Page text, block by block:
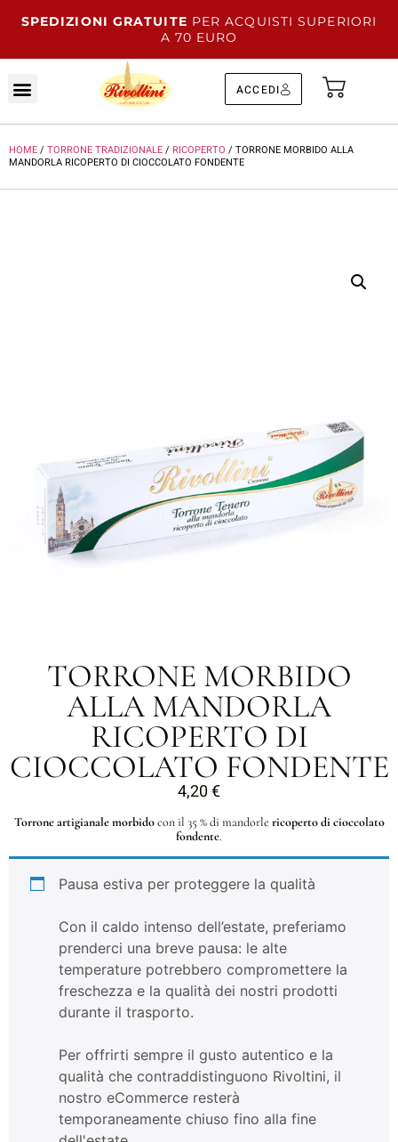
SPEDIZIONI GRATUITE PER ACQUISTI SUPERIORI
A 70 EURO
ACCEDI
HOME/ TORRONE TRADIZIONALE/ RICOPERTO / TORRONE MORBIDO ALLA
MANDORLA RICOPERTO DI CIOCCOLATO FONDENTE
TORRONE MORBIDO
ALLA MANDORLA
RICOPERTO DI
CIOCCOLATO FONDENTE
4,20€
Torrone artigianale morbidocon il 35 % di mandorle ricoperto di cioccolato
fondente.
Pausa estiva per proteggere la qualità
Con il caldo intenso dell’estate, preferiamo
prenderci una breve pausa: le alte
temperature potrebbero compromettere la
freschezza e la qualità dei nostri prodotti
durante il trasporto.
Per offrirti sempre il gusto autentico e la
qualità che contraddistinguono Rivoltini, il
nostro eCommerce resterà
temporaneamente chiuso fino alla fine